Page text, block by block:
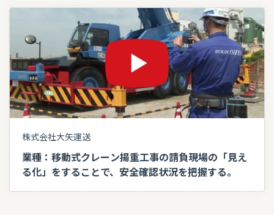
株式会社大矢運送
業種：移動式クレーン揚重工事の請負現場の「見え
る化」をすることで、安全確認状況を把握する。